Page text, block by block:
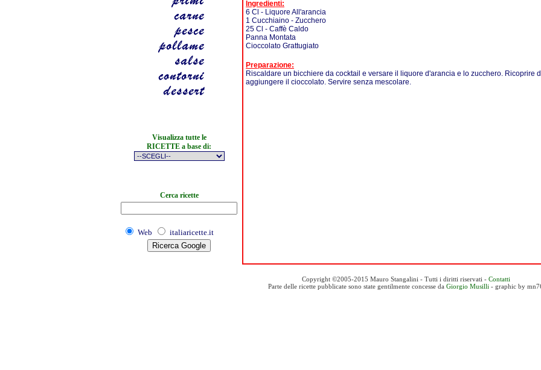
Visualizza tutte le
RICETTE a base di:
Cerca ricette
Web italiaricette.it
Ingredienti:
6 Cl - Liquore All'arancia
1 Cucchiaino - Zucchero
25 Cl - Caffè Caldo
Panna Montata
Cioccolato Grattugiato
Preparazione:
Riscaldare un bicchiere da cocktail e versare il liquore d'arancia e lo zucchero. Ricoprire
aggiungere il cioccolato. Servire senza mescolare.
Copyright ©2005-2015 Mauro Stangalini - Tutti i diritti riservati - Contatti
Parte delle ricette pubblicate sono state gentilmente concesse da Giorgio Musilli - graphic by